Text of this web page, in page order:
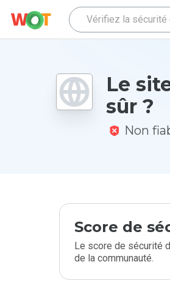
Le
sûr ?
Non
Score de
Le score de sécurité
de la communauté.